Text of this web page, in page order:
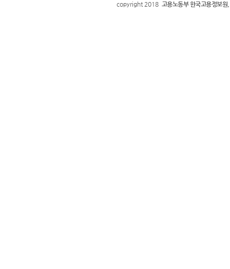
copyright 2018 고용노동부 한국고용정보원.